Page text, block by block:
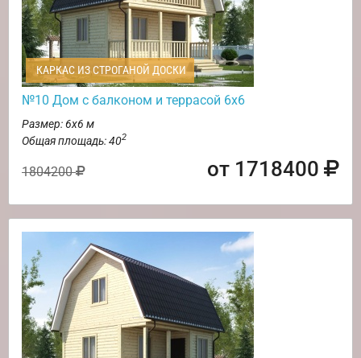
КАРКАС ИЗ СТРОГАНОЙ ДОСКИ
№10 Дом с балконом и террасой 6х6
Размер: 6х6 м
Общая площадь: 402
1804200 от 1718400